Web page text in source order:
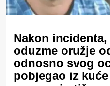
Nakon
oduzme oružje
odnosno svog
pobjegao iz